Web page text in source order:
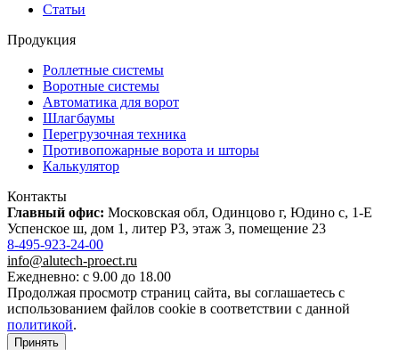
Статьи
Продукция
Роллетные системы
Воротные системы
Автоматика для ворот
Шлагбаумы
Перегрузочная техника
Противопожарные ворота и шторы
Калькулятор
Контакты
Главный офис: Московская обл, Одинцово г, Юдино с, 1-Е
Успенское ш, дом 1, литер Р3, этаж 3, помещение 23
8-495-923-24-00
info@alutech-proect.ru
Ежедневно: с 9.00 до 18.00
Продолжая просмотр страниц сайта, вы соглашаетесь с
использованием файлов cookie в соответствии с данной
политикой.
Принять